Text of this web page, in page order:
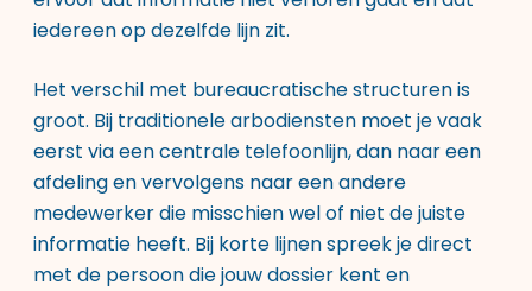
iedereen op dezelfde lijn zit.
Het verschil met bureaucratische structuren is
groot. Bij traditionele arbodiensten moet je vaak
eerst via een centrale telefoonlijn, dan naar een
afdeling en vervolgens naar een andere
medewerker die misschien wel of niet de juiste
informatie heeft. Bij korte lijnen spreek je direct
met de persoon die jouw dossier kent en